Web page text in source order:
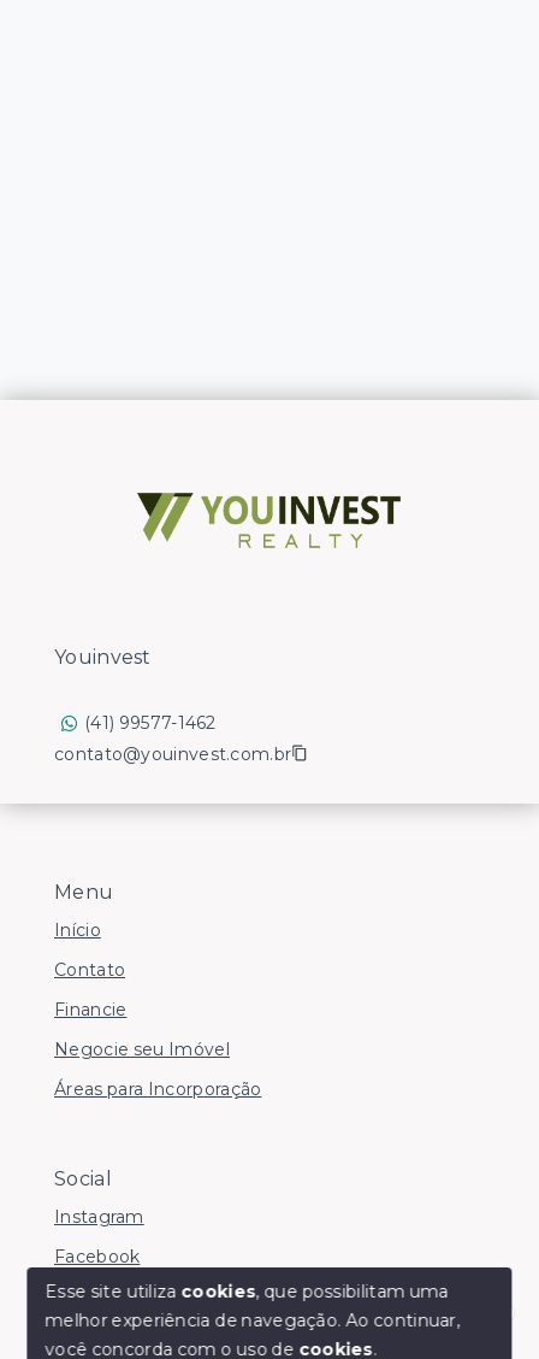
Olá! somos da Linkmob, como podemos ajudar?
Menu
Início
Contato
Financie
Negocie seu Imóvel
Áreas para Incorporação
Social
Instagram
Facebook
© Copyright 2026 - Youinvest - Todos os direitos
Youinvest
(41) 99577-1462
contato@youinvest.com.br
Esse site utiliza cookies, que possibilitam uma
melhor experiência de navegação.Ao continuar,
você concorda com o uso de cookies.